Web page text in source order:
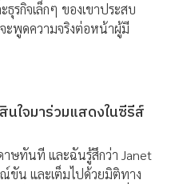
ธุรกิจเล็กๆ ของเขาประสบ
จะพูดความจริงต่อหน้าผู้มี
ใจมาร่วมแสดงในซีรีส์
ษทันที และฉันรู้สึกว่า Janet
ขัน และเต็มไปด้วยมิติทาง